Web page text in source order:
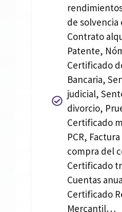
de solvencia
Contrato
Patente,
Certificado
Bancaria,
judicial,
divorcio,
Certificado
PCR,
compra del
Certificado
Cuentas
Certificado
Mercantil…